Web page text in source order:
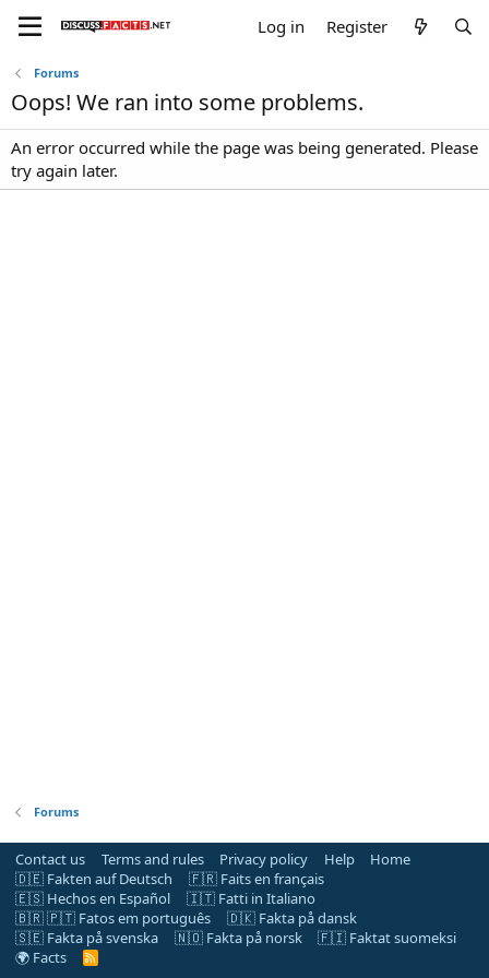
Log in Register
Forums
Oops! We ran into some problems.
An error occurred while the page was being generated. Please
try again later.
Forums
Contact us Terms and rules Privacy policy Help
Home
🇩🇪 Fakten auf Deutsch
🇫🇷 Faits en français
🇪🇸 Hechos en Español
🇮🇹 Fatti in Italiano
🇧🇷 🇵🇹 Fatos em português
🇩🇰 Fakta på dansk
🇸🇪 Fakta på svenska
🇳🇴 Fakta på norsk
🇫🇮 Faktat suomeksi
🌍 Facts
R